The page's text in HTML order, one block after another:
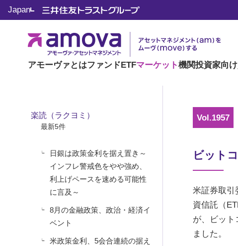
アモーヴァとはファンドETFマーケット機関投資家向け
Japan
マーケット情報
楽読（ラクヨミ）
楽読（ラクヨミ）
最新5件
日銀は政策金利を据え置き～
インフレ警戒色をやや強め、
利上げペースを速める可能性
に言及～
8月の金融政策、政治・経済イ
ベント
米政策金利、5会合連続の据え
Vol.1957
ビット
米証券取引
資信託（
が、ビット
ました。